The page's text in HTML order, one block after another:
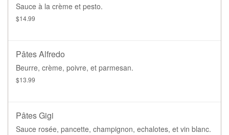
Sauce à la crème et pesto.
$14.99
Pâtes Alfredo
Beurre, crème, poivre, et parmesan.
$13.99
Pâtes Gigi
Sauce rosée, pancette, champignon, echalotes, et vin blanc.